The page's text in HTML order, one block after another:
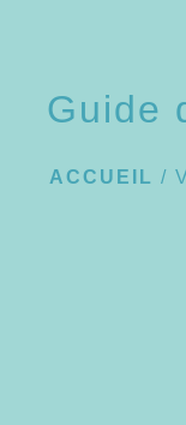
Guide
ACCUEIL /